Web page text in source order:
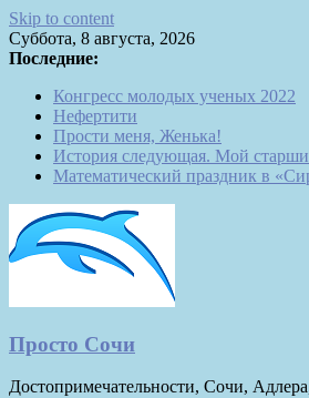
Skip to content
Суббота, 8 августа, 2026
Последние:
Конгресс молодых ученых 2022
Нефертити
Прости меня, Женька!
История следующая. Мой
Математический праздник в
Просто Сочи
Достопримечательности, Сочи,